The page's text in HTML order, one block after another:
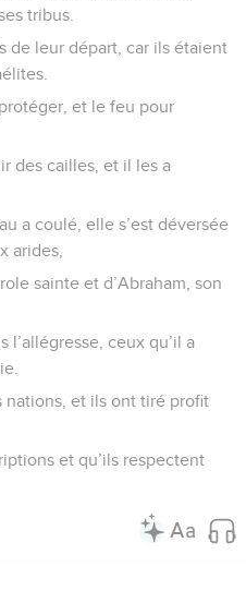
tribus.
de leur départ, car ils étaient
et le feu pour
des cailles, et il les a
a coulé, elle s’est déversée
arides,
sainte et d’Abraham, son
l’allégresse, ceux qu’il a
nations, et ils ont tiré profit
et qu’ils respectent